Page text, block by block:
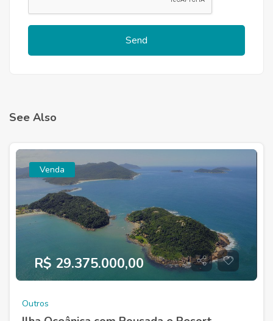
Send
See Also
Venda
R$ 29.375.000,00
Outros